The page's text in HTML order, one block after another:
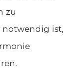
zu
notwendig ist,